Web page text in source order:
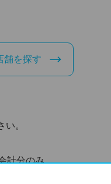
舗を探す
。
計分のみ。